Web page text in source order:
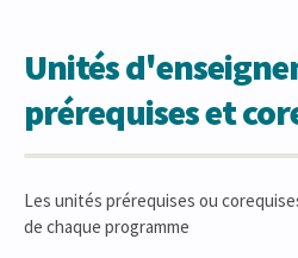
Unités
prérequises et
Les unités prérequises ou
de chaque programme